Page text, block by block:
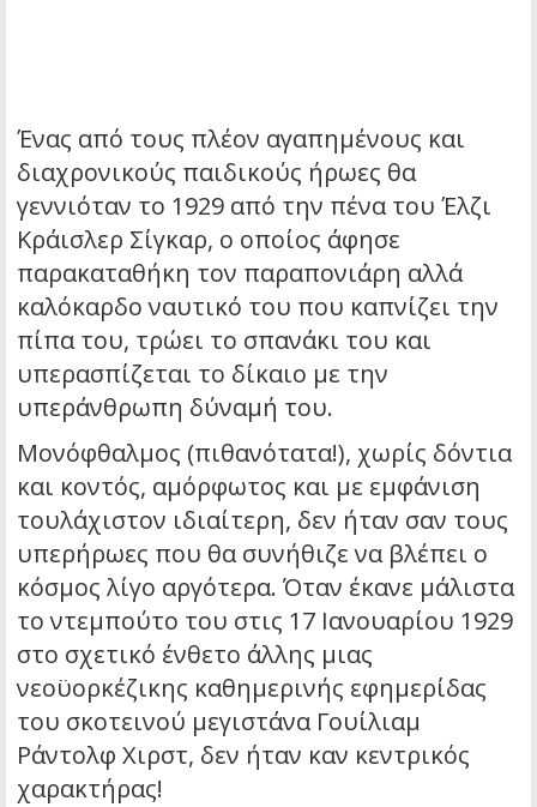
Ένας από τους πλέον αγαπημένους και
διαχρονικούς παιδικούς ήρωες θα
γεννιόταν το 1929 από την πένα του Έλζι
Κράισλερ Σίγκαρ, ο οποίος άφησε
παρακαταθήκη τον παραπονιάρη αλλά
καλόκαρδο ναυτικό του που καπνίζει την
πίπα του, τρώει το σπανάκι του και
υπερασπίζεται το δίκαιο με την
υπεράνθρωπη δύναμή του.
Μονόφθαλμος (πιθανότατα!), χωρίς δόντια
και κοντός, αμόρφωτος και με εμφάνιση
τουλάχιστον ιδιαίτερη, δεν ήταν σαν τους
υπερήρωες που θα συνήθιζε να βλέπει ο
κόσμος λίγο αργότερα. Όταν έκανε μάλιστα
το ντεμπούτο του στις 17 Ιανουαρίου 1929
στο σχετικό ένθετο άλλης μιας
νεοϋορκέζικης καθημερινής εφημερίδας
του σκοτεινού μεγιστάνα Γουίλιαμ
Ράντολφ Χιρστ, δεν ήταν καν κεντρικός
χαρακτήρας!